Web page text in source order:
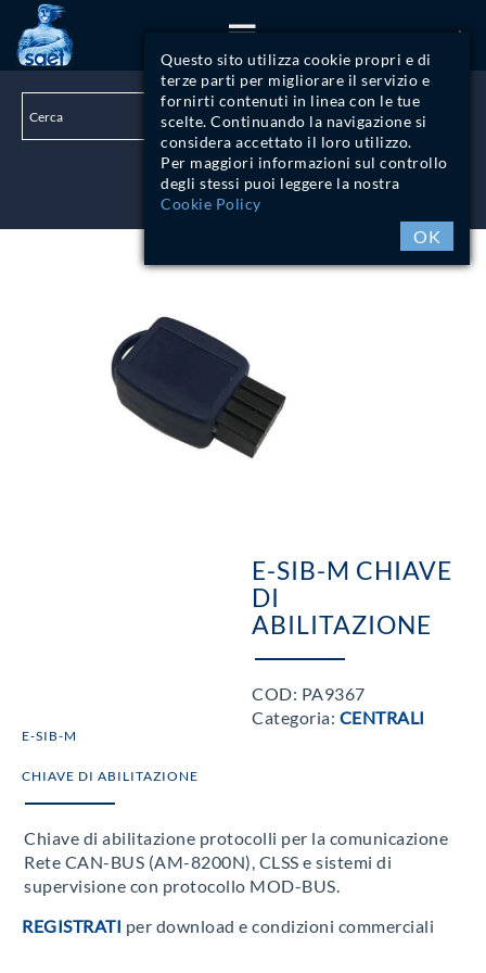
Questo sito utilizza cookie propri e di
terze parti per migliorare il servizio e
fornirti contenuti in linea con le tue
scelte. Continuando la navigazione si
considera accettato il loro utilizzo.
Per maggiori informazioni sul controllo
degli stessi puoi leggere la nostra
Cookie Policy
OK
E-SIB-M CHIAVE
DI
ABILITAZIONE
COD: PA9367
Categoria: CENTRALI
E-SIB-M
CHIAVE DI ABILITAZIONE
Chiave di abilitazione protocolli per la comunicazione
Rete CAN-BUS (AM-8200N), CLSS e sistemi di
supervisione con protocollo MOD-BUS.
REGISTRATI per download e condizioni commerciali